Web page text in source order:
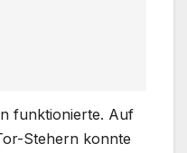
funktionierte. Auf
Stehern konnte